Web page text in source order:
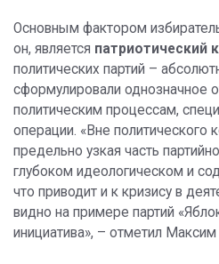
Основным фактором
он, является патриотический
политических партий –
сформулировали однозначное
политическим процессам,
операции. «Вне политического
предельно узкая часть
глубоком идеологическом и
что приводит и к кризису в
видно на примере партий
инициатива», – отметил Максим